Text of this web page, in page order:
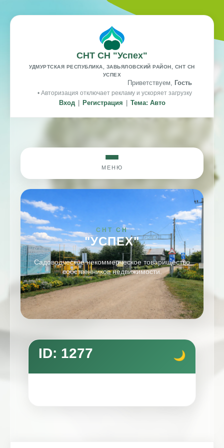
СНТ СН "Успех"
УДМУРТСКАЯ РЕСПУБЛИКА, ЗАВЬЯЛОВСКИЙ РАЙОН, СНТ СН
УСПЕХ
Приветствуем, Гость
• Авторизация отключает рекламу и ускоряет загрузку
Вход Регистрация Тема: Авто
МЕНЮ
СНТ СН
"УСПЕХ"
Садоводческое некоммерческое товарищество
собственников недвижимости.
ID: 1277